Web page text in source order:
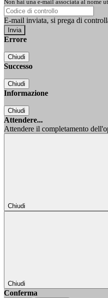
Non hai una e-mail associata al nome
E-mail inviata, si prega di
Errore
Chiudi
Successo
Chiudi
Informazione
Chiudi
Attendere...
Attendere il completamento
Chiudi
Chiudi
Conferma